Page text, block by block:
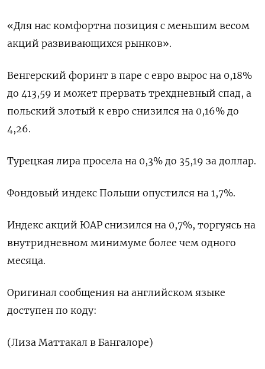
«Для нас комфортна позиция с меньшим весом
акций развивающихся рынков».
Венгерский форинт в паре с евро вырос на 0,18%
до 413,59 и может прервать трехдневный спад, а
польский злотый к евро снизился на 0,16% до
4,26.
Турецкая лира просела на 0,3% до 35,19 за доллар.
Фондовый индекс Польши опустился на 1,7%.
Индекс акций ЮАР снизился на 0,7%, торгуясь на
внутридневном минимуме более чем одного
месяца.
Оригинал сообщения на английском языке
доступен по коду:
(Лиза Маттакал в Бангалоре)